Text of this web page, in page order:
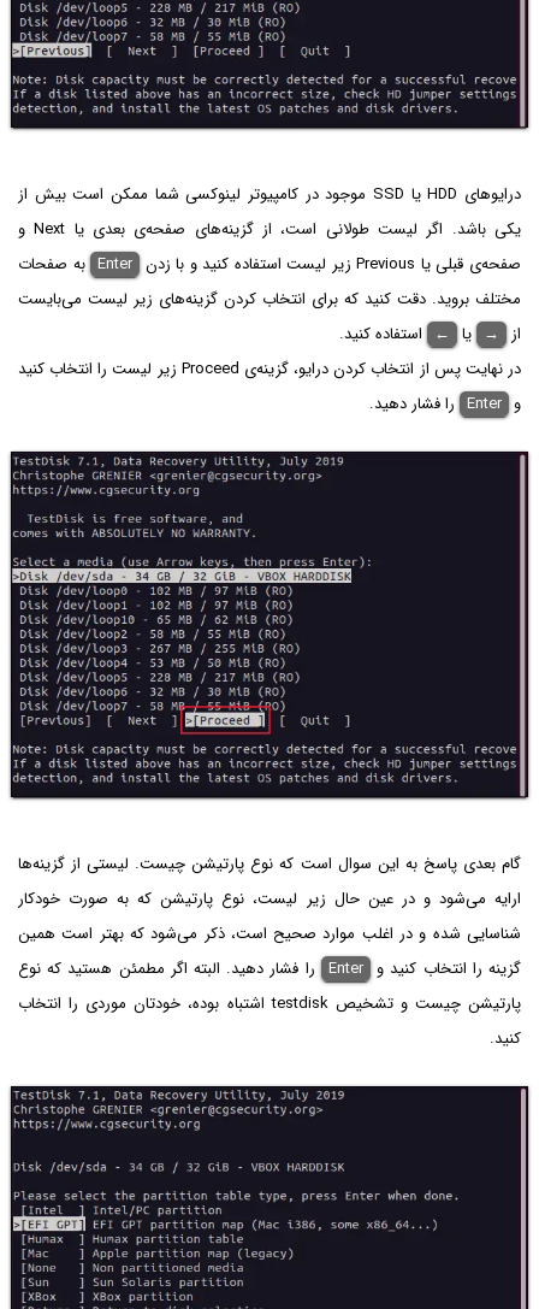
درایوهای HDD یا SSD موجود در کامپیوتر لینوکسی شما ممکن است بیش از
یکی باشد. اگر لیست طولانی است، از گزینه‌های صفحه‌ی بعدی یا Next و
صفحه‌ی قبلی یا Previous زیر لیست استفاده کنید و با زدن
Enter به صفحات
مختلف بروید. دقت کنید که برای انتخاب کردن گزینه‌های زیر لیست می‌بایست
از
→ یا ←
استفاده کنید.
در نهایت پس از انتخاب کردن درایو، گزینه‌ی Proceed زیر لیست را انتخاب کنید
و Enter را فشار دهید.
گام بعدی پاسخ به این سوال است که نوع پارتیشن چیست. لیستی از گزینه‌ها
ارایه می‌شود و در عین حال زیر لیست، نوع پارتیشن که به صورت خودکار
شناسایی شده و در اغلب موارد صحیح است، ذکر می‌شود که بهتر است همین
گزینه را انتخاب کنید و Enter را فشار دهید. البته اگر مطمئن هستید که نوع
پارتیشن چیست و تشخیص testdisk اشتباه بوده، خودتان موردی را انتخاب
کنید.